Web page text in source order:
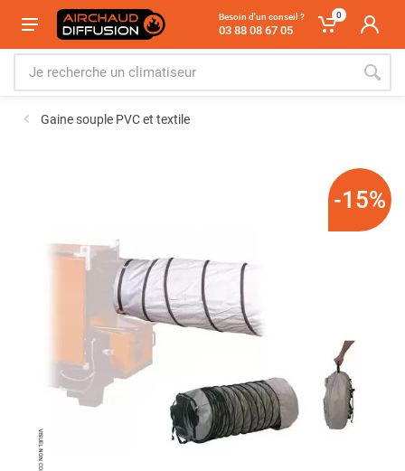
Besoin d'un conseil ?
03 88 08 67 05
0
Gaine souple PVC et textile
-15%